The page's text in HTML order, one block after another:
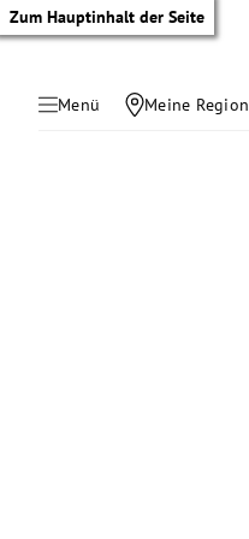
Zum Hauptinhalt der Seite
Menü Meine Region